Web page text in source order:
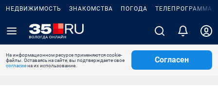
НЕДВИЖИМОСТЬ ЗНАКОМСТВА ПОГОДА ТЕЛЕПРОГРАММА
На информационном ресурсе применяются cookie-
файлы. Оставаясь на сайте, вы подтверждаете свое
согласиена их использование.
Согласен